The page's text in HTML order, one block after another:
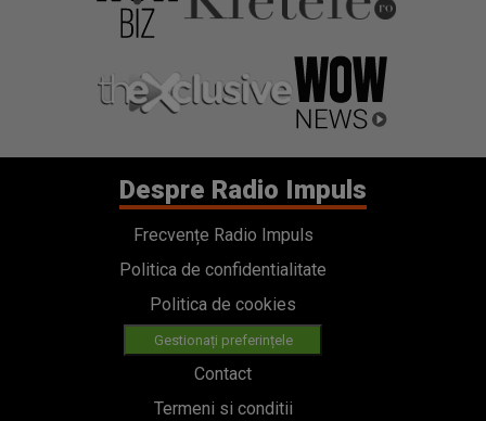
Despre Radio Impuls
Frecvențe Radio Impuls
Politica de confidentialitate
Politica de cookies
Gestionați preferințele
Contact
Termeni si conditii